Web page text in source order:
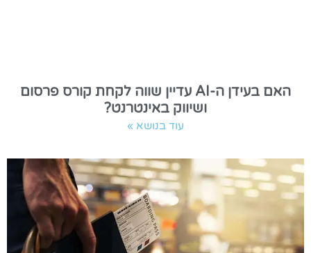
האם בעידן ה-AI עדיין שווה לקחת קורס פרסום
ושיווק באינטרנט?
עוד בנושא »